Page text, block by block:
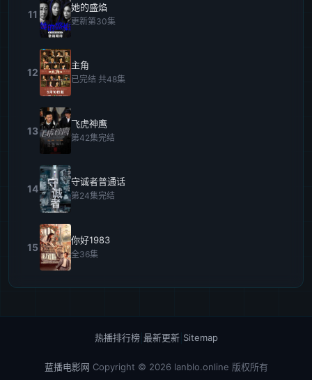
11
她的盛焰
更新第30集
12
主角
已完结 共48集
13
飞虎神鹰
第42集完结
14
守诚者普通话
第24集完结
15
你好1983
全36集
热播排行榜| 最新更新| Sitemap
蓝播电影网 Copyright © 2026 lanblo.online 版权所有